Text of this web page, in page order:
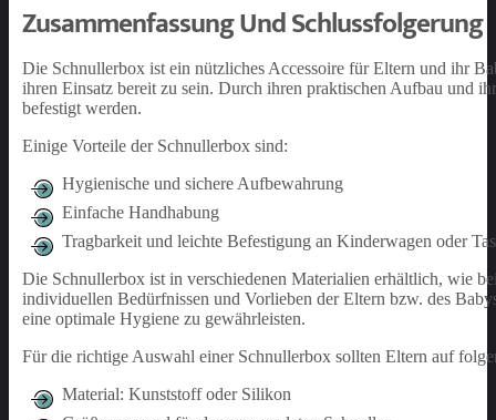
Zusammenfassung Und Schlussfolgerung
Die Schnullerbox ist ein nützliches Accessoire für Eltern und ihr
ihren Einsatz bereit zu sein. Durch ihren praktischen Aufbau und
befestigt werden.
Einige Vorteile der Schnullerbox sind:
Hygienische und sichere Aufbewahrung
Einfache Handhabung
Tragbarkeit und leichte Befestigung an Kinderwagen oder
Die Schnullerbox ist in verschiedenen Materialien erhältlich, wie
individuellen Bedürfnissen und Vorlieben der Eltern bzw. des
eine optimale Hygiene zu gewährleisten.
Für die richtige Auswahl einer Schnullerbox sollten Eltern auf
Material: Kunststoff oder Silikon